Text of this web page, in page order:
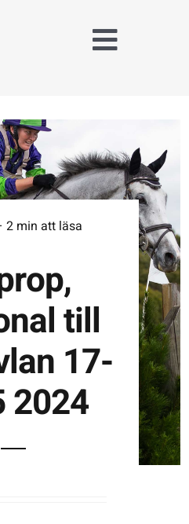
Toggle
Jaktridning
Hubertusjakt
Kalender
Anläggningsavgift
Kontakta SFK
Profilprodukter
min att läsa
till
17-
2024